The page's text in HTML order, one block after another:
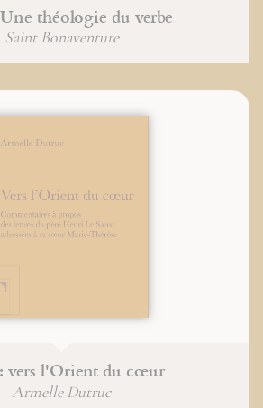
théologie du verbe
Saint Bonaventure
vers l'Orient du cœur
Armelle Dutruc